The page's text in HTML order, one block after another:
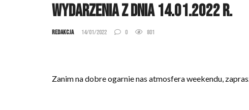
Wydarzenia z dnia 14.01.2022 r.
Redakcja 14/01/2022 0 801
Zanim na dobre ogarnie nas atmosfera weekendu,